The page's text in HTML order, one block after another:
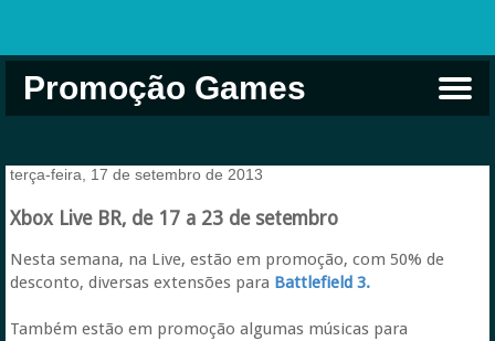
Promoção Games
terça-feira, 17 de setembro de 2013
Xbox Live BR, de 17 a 23 de setembro
Nesta semana, na Live, estão em promoção, com 50% de
desconto, diversas extensões para Battlefield 3.
Também estão em promoção algumas músicas para